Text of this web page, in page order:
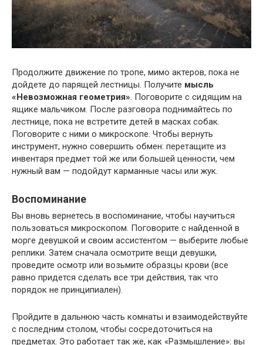
Продолжите движение по тропе, мимо актеров, пока не
дойдете до парящей лестницы. Получите мысль
«Невозможная геометрия». Поговорите с сидящим на
ящике мальчиком. После разговора поднимайтесь по
лестнице, пока не встретите детей в масках собак.
Поговорите с ними о микроскопе. Чтобы вернуть
инструмент, нужно совершить обмен: перетащите из
инвентаря предмет той же или большей ценности, чем
нужный вам — подойдут карманные часы или жук.
Воспоминание
Вы вновь вернетесь в воспоминание, чтобы научиться
пользоваться микроскопом. Поговорите с найденной в
морге девушкой и своим ассистентом — выберите любые
реплики. Затем сначала осмотрите вещи девушки,
проведите осмотр или возьмите образцы крови (все
равно придется сделать все три действия, так что
порядок не принципиален).
Пройдите в дальнюю часть комнаты и взаимодействуйте
с последним столом, чтобы сосредоточиться на
предметах. Это работает так же, как «Размышление»: вы